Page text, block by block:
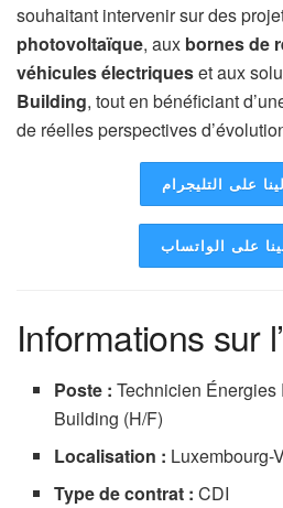
souhaitant intervenir sur des
photovoltaïque, aux bornes de
véhicules électriqueset aux
Building, tout en bénéficiant
de réelles perspectives
على التليجرام
على الواتساب
Informations sur
Poste : Technicien
Building (H/F)
Localisation : Luxembourg-
Type de contrat : CDI